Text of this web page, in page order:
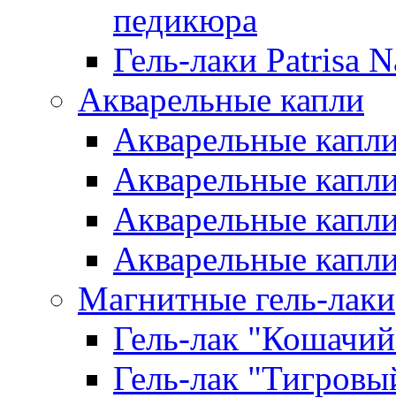
педикюра
Гель-лаки Patrisa
Акварельные капли
Акварельные
Акварельные
Акварельные
Акварельные
Магнитные гель-лаки
Гель-лак
Гель-лак